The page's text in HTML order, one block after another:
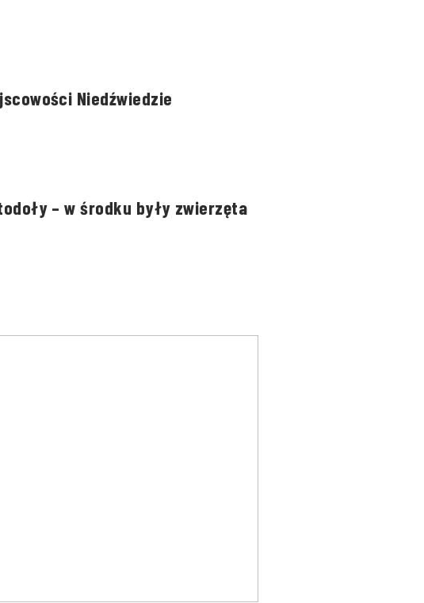
Niedźwiedzie
– w środku były zwierzęta